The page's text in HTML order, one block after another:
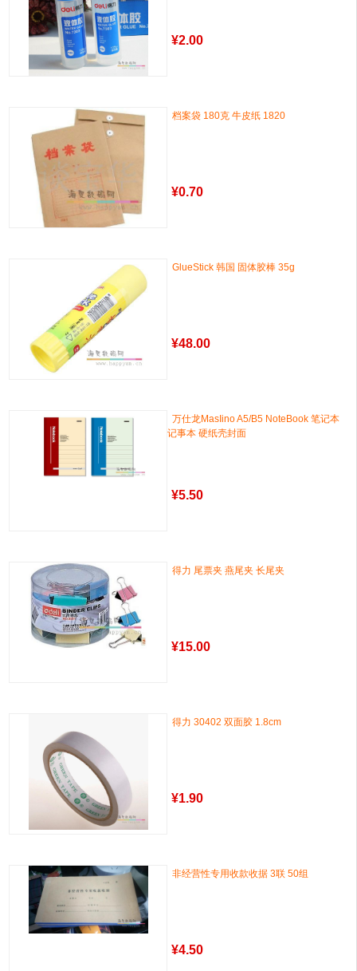
¥2.00
档案袋 180克 牛皮纸 1820
¥0.70
GlueStick 韩国 固体胶棒 35g
¥48.00
万仕龙MasIino A5/B5 NoteBook 笔记本
记事本 硬纸壳封面
¥5.50
得力 尾票夹 燕尾夹 长尾夹
¥15.00
得力 30402 双面胶 1.8cm
¥1.90
非经营性专用收款收据 3联 50组
¥4.50